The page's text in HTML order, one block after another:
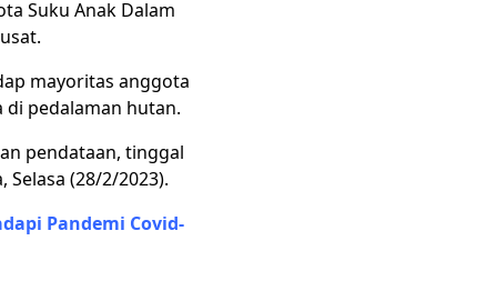
Suku Anak Dalam
mayoritas anggota
di pedalaman hutan.
pendataan, tinggal
(28/2/2023).
Pandemi Covid-